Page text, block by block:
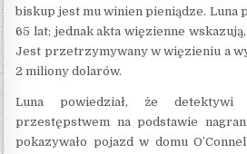
biskup jest mu winien pieniądze. Luna
65 lat; jednak akta więzienne
Jest przetrzymywany w więzieniu a
2 miliony dolarów.
Luna powiedział, że
przestępstwem na podstawie
pokazywało pojazd w domu